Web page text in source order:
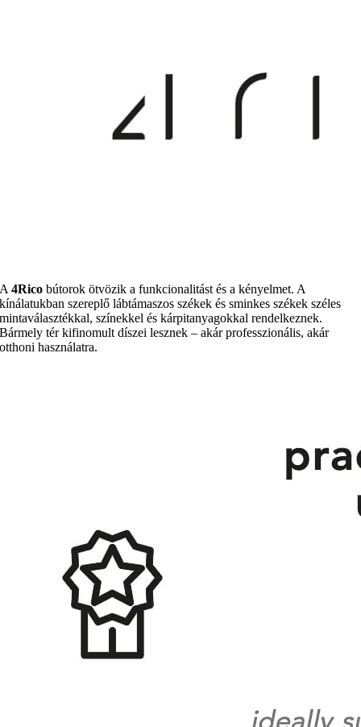
A4Ricobútorok ötvözik a funkcionalitást és a kényelmet. A
kínálatukban szereplő lábtámaszos székek és sminkes székek széles
mintaválasztékkal, színekkel és kárpitanyagokkal rendelkeznek.
Bármely tér kifinomult díszei lesznek – akár professzionális, akár
otthoni használatra.